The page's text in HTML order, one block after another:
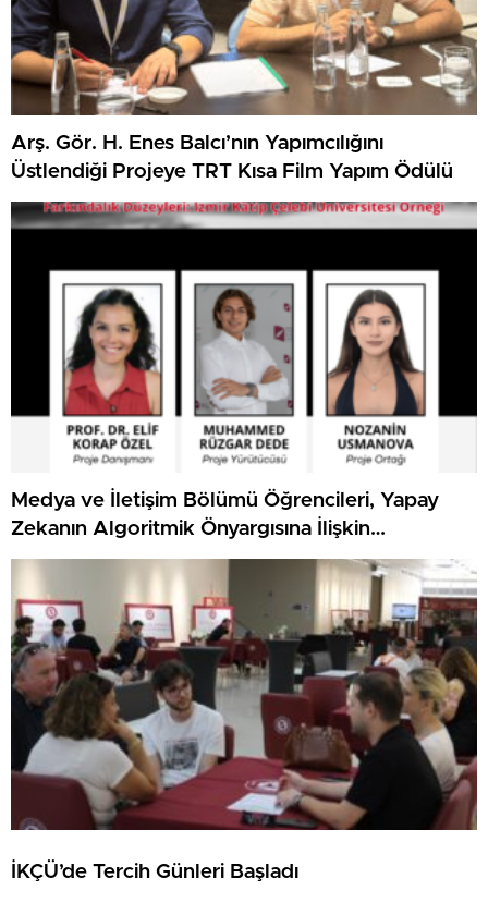
Arş. Gör. H. Enes Balcı’nın Yapımcılığını
Üstlendiği Projeye TRT Kısa Film Yapım Ödülü
Medya ve İletişim Bölümü Öğrencileri, Yapay
Zekanın Algoritmik Önyargısına İlişkin
Farkındalık Düzeylerini Araştıracak
İKÇÜ’de Tercih Günleri Başladı